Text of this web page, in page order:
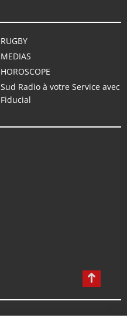
RUGBY
MEDIAS
HOROSCOPE
Sud Radio à votre Service avec
Fiducial